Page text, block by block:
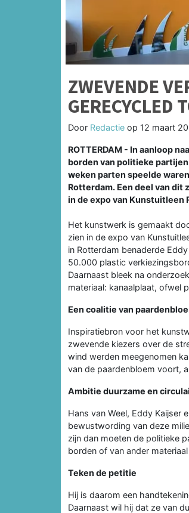
ZWEVENDE
GERECYCLED
Door Redactie op 12 maart
ROTTERDAM - In aanloop
borden van politieke
weken parten speelde
Rotterdam. Een deel van
in de expo van Kunstuitleen
Het kunstwerk is gemaakt
zien in de expo van
in Rotterdam benaderde
50.000 plastic
Daarnaast bleek na
materiaal: kanaalplaat, ofwel
Een coalitie van
Inspiratiebron voor het
zwevende kiezers over de
wind werden meegenomen
van de paardenbloem voort,
Ambitie duurzame en
Hans van Weel, Eddy Kaijser
bewustwording van deze
zijn dan moeten de politieke
borden of van ander
Teken de petitie
Hij is daarom een
Daarnaast wil hij dat ze van